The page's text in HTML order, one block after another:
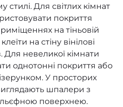
Home
Для світлих кімнат
покриття
на тіньовій
на стіну вінілові
Для невеликої кімнати
однотонні покриття або
У просторих
шпалери з
поверхнею.